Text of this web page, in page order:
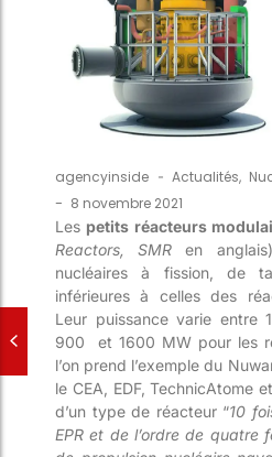
agencyinside - Actualités,
- 8 novembre 2021
Les petits réacteurs
Reactors, SMR en
nucléaires à fission, de
inférieures à celles des
Leur puissance varie entre
900
et 1600 MW pour les
l’on prend l’exemple du
le CEA, EDF, TechnicAtome
d’un type de réacteur “10
EPR et de l’ordre de quatre